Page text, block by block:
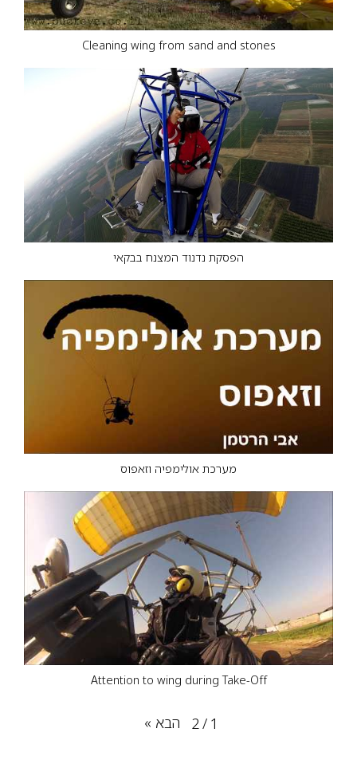
Cleaning wing from sand and stones
הפסקת נדנוד המצנח בבקאי
מערכת אולימפיה וזאפוס
Attention to wing during Take-Off
1
/
2 הבא »